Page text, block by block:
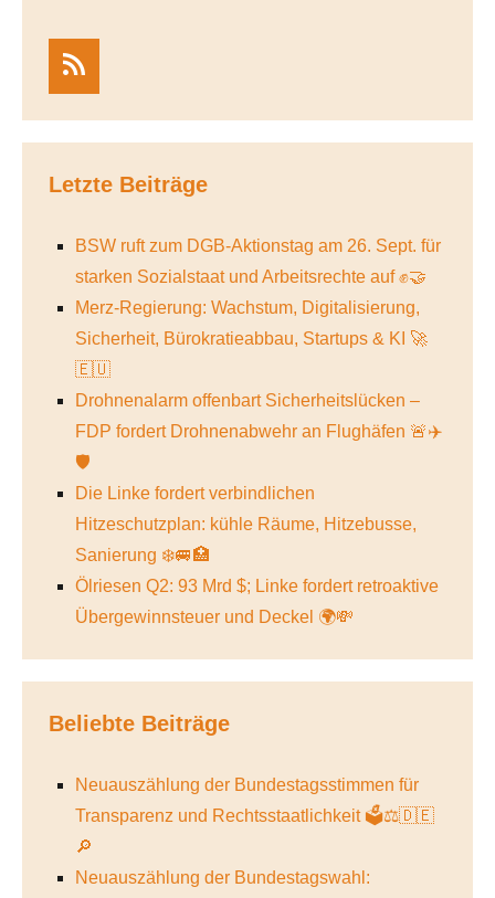
Letzte Beiträge
BSW ruft zum DGB-Aktionstag am 26. Sept. für
starken Sozialstaat und Arbeitsrechte auf ✊🤝
Merz-Regierung: Wachstum, Digitalisierung,
Sicherheit, Bürokratieabbau, Startups & KI 🚀
🇪🇺
Drohnenalarm offenbart Sicherheitslücken –
FDP fordert Drohnenabwehr an Flughäfen 🚨✈️
🛡️
Die Linke fordert verbindlichen
Hitzeschutzplan: kühle Räume, Hitzebusse,
Sanierung ❄️🚐🏥
Ölriesen Q2: 93 Mrd $; Linke fordert retroaktive
Übergewinnsteuer und Deckel 🌍💸
Beliebte Beiträge
Neuauszählung der Bundestagsstimmen für
Transparenz und Rechtsstaatlichkeit 🗳️⚖️🇩🇪
🔎
Neuauszählung der Bundestagswahl: